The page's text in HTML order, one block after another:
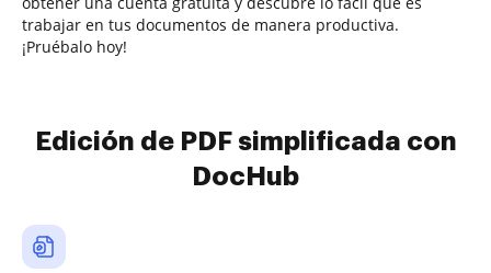
trabajar en tus documentos de manera productiva.
¡Pruébalo hoy!
Edición de PDF simplificada con
DocHub